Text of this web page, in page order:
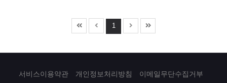
1
서비스이용약관 개인정보처리방침 이메일무단수집거부